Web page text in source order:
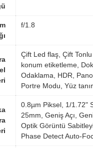
f/1.8
Çift Led flaş, Çift
konum etiketleme,
Odaklama, HDR,
Portre Modu, Yüz
0.8µm Piksel, 1/1.72"
25mm, Geniş Açı,
Optik Görüntü
Phase Detect Auto-